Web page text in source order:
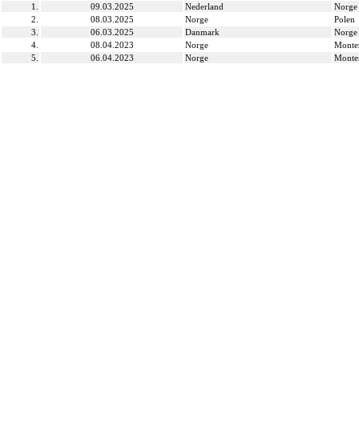
1.
09.03.2025 Nederland
Norge
2.
08.03.2025 Norge
Polen
3.
06.03.2025 Danmark
Norge
4.
08.04.2023 Norge
5.
06.04.2023 Norge